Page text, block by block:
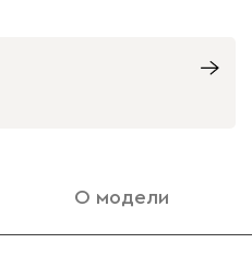
О модели